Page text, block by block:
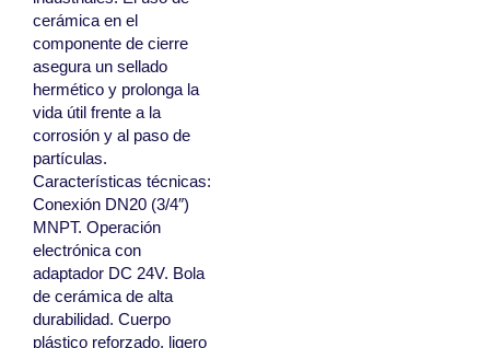
cerámica en el
componente de cierre
asegura un sellado
hermético y prolonga la
vida útil frente a la
corrosión y al paso de
partículas.
Características técnicas:
Conexión DN20 (3/4″)
MNPT. Operación
electrónica con
adaptador DC 24V. Bola
de cerámica de alta
durabilidad. Cuerpo
plástico reforzado, ligero